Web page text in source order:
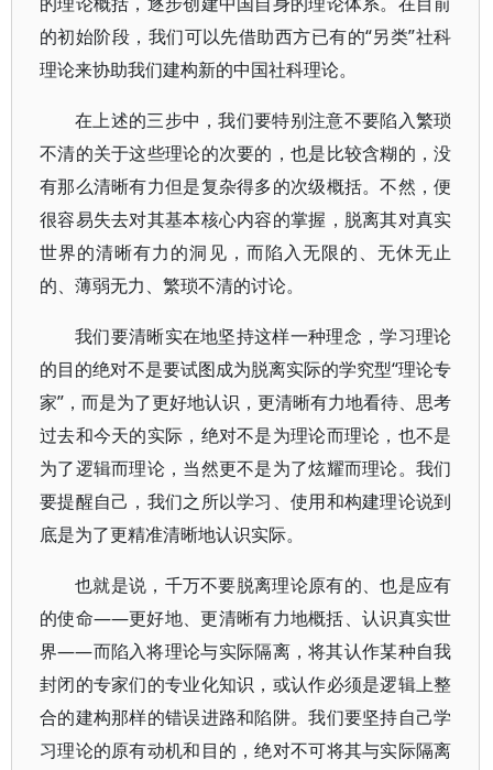
的初始阶段，我们可以先借助西方已有的“另类”社科
理论来协助我们建构新的中国社科理论。
在上述的三步中，我们要特别注意不要陷入繁琐
不清的关于这些理论的次要的，也是比较含糊的，没
有那么清晰有力但是复杂得多的次级概括。不然，便
很容易失去对其基本核心内容的掌握，脱离其对真实
世界的清晰有力的洞见，而陷入无限的、无休无止
的、薄弱无力、繁琐不清的讨论。
我们要清晰实在地坚持这样一种理念，学习理论
的目的绝对不是要试图成为脱离实际的学究型“理论专
家”，而是为了更好地认识，更清晰有力地看待、思考
过去和今天的实际，绝对不是为理论而理论，也不是
为了逻辑而理论，当然更不是为了炫耀而理论。我们
要提醒自己，我们之所以学习、使用和构建理论说到
底是为了更精准清晰地认识实际。
也就是说，千万不要脱离理论原有的、也是应有
的使命——更好地、更清晰有力地概括、认识真实世
界——而陷入将理论与实际隔离，将其认作某种自我
封闭的专家们的专业化知识，或认作必须是逻辑上整
合的建构那样的错误进路和陷阱。我们要坚持自己学
习理论的原有动机和目的，绝对不可将其与实际隔离